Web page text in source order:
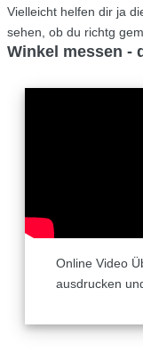
Vielleicht helfen dir ja
sehen, ob du richtg
Winkel messen -
Online Video
ausdrucken